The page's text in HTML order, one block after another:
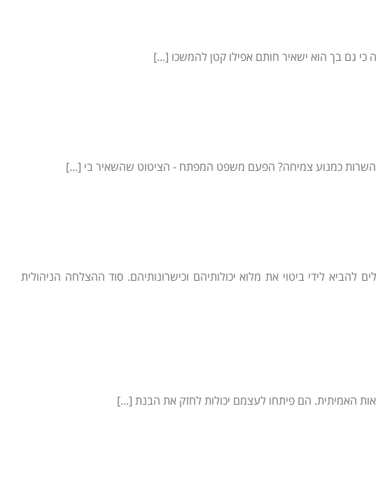
גם בך הוא ישאיר חותם אפילו קטן להמשכו [...]
כמנוע צמיחה? הפעם משפט המפתח - הציטוט שהשאיר בי [...]
לידי ביטוי את מלוא יכולותיהם וכישרונותיהם. סוד ההצלחה הניהולית
האמיתית. הם פיתחו לעצמם יכולות לחזק את הבנת [...]